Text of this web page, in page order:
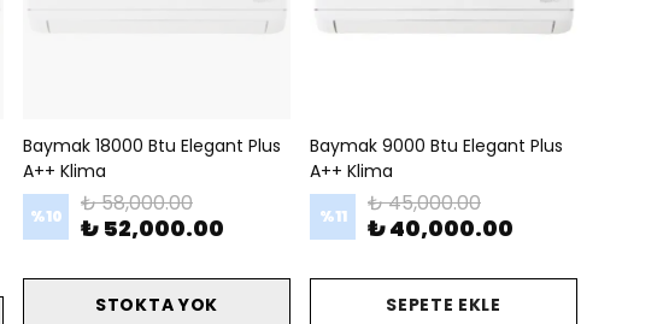
Baymak 18000 Btu Elegant Plus
A++ Klima
%10 ₺ 58,000.00
₺ 52,000.00
STOKTA YOK
Baymak 9000 Btu Elegant Plus
A++ Klima
%11 ₺ 45,000.00
₺ 40,000.00
SEPETE EKLE